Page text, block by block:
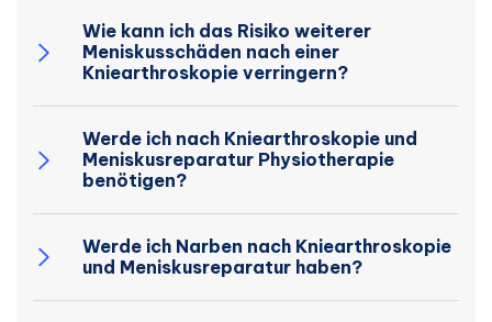
Wie kann ich das Risiko weiterer
Meniskusschäden nach einer
Kniearthroskopie verringern?
Werde ich nach Kniearthroskopie und
Meniskusreparatur Physiotherapie
benötigen?
Werde ich Narben nach Kniearthroskopie
und Meniskusreparatur haben?